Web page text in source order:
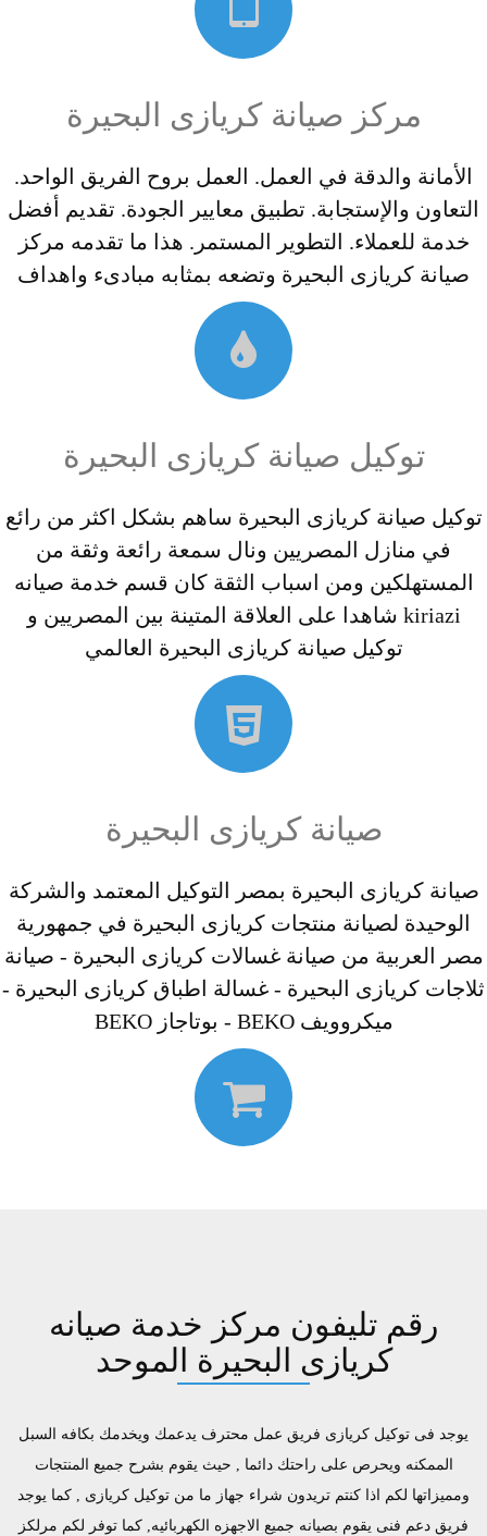
مركز صيانة كريازى البحيرة
الأمانة والدقة في العمل. العمل بروح الفريق الواحد.
التعاون والإستجابة. تطبيق معايير الجودة. تقديم أفضل
خدمة للعملاء. التطوير المستمر. هذا ما تقدمه مركز
صيانة كريازى البحيرة وتضعه بمثابه مبادىء واهداف
توكيل صيانة كريازى البحيرة
توكيل صيانة كريازى البحيرة ساهم بشكل اكثر من رائع
في منازل المصريين ونال سمعة رائعة وثقة من
المستهلكين ومن اسباب الثقة كان قسم خدمة صيانه
kiriazi شاهدا على العلاقة المتينة بين المصريين و
توكيل صيانة كريازى البحيرة العالمي
صيانة كريازى البحيرة
صيانة كريازى البحيرة بمصر التوكيل المعتمد والشركة
الوحيدة لصيانة منتجات كريازى البحيرة في جمهورية
مصر العربية من صيانة غسالات كريازى البحيرة - صيانة
ثلاجات كريازى البحيرة - غسالة اطباق كريازى البحيرة -
ميكروويف BEKO - بوتاجاز BEKO
رقم تليفون مركز خدمة صيانه
كريازى البحيرة الموحد
يوجد فى توكيل كريازى فريق عمل محترف يدعمك ويخدمك بكافه السبل
الممكنه ويحرص على راحتك دائما , حيث يقوم بشرح جميع المنتجات
ومميزاتها لكم اذا كنتم تريدون شراء جهاز ما من توكيل كريازى , كما يوجد
فريق دعم فنى يقوم بصيانه جميع الاجهزه الكهربائيه, كما توفر لكم مرلكز